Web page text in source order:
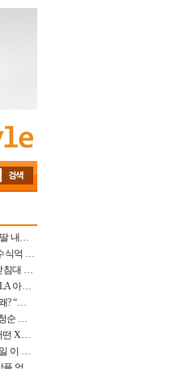
배우 최일순, 이혼 후 20년 산속 생활 “딸 내가 버렸다고 원망‥맘 아파”(특종)[어제TV]
‘혼외자→유부남’ 정우성 근황 포착, 수식억 해킹 피해 후배 만났다 “존경하는”
집 공개 유재석, 결혼사진 라면 냄비 받침대 되고 분노‥가족사진도 피해(놀뭐)[어제TV]
백윤식 손녀+정시아 딸 첫 유화 공개, LA 아트쇼→서울국제조각페스타 작가다운 수준급 실력
유혜리, 배우 이근희과 1년 반만 이혼 왜? “식칼 꽂고 의자 던져” 충격 폭로(특종)[어제TV]
임지연, 그림 같은 발리 배경? 뼈말라 청순 비키니 핏에 상대 안 되네
김성수, ♥박소윤 집 이불 폐기 처분 “어떤 X이랑 썼을지 몰라” 질투(신랑수업2)[어제TV]
44kg 송가인 “비가 오나 눈이 오나” 매일 이 운동, 허벅지 근육량 상승+체지방 감소